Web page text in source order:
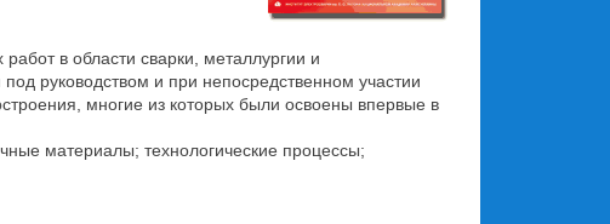
в области сварки, металлургии и
руководством и при непосредственном участии
многие из которых были освоены впервые в
материалы; технологические процессы;